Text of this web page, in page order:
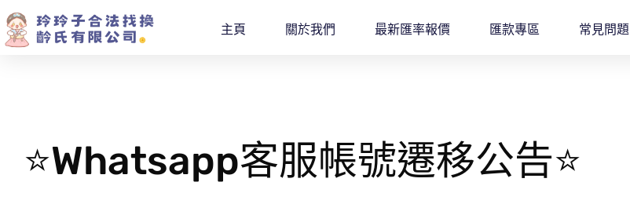
主頁 關於我們 最新匯率報價 匯款專區 常見問題
⭐Whatsapp客服帳號遷移公告⭐